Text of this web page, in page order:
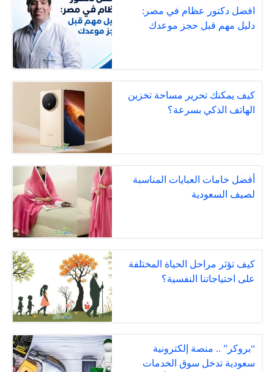
افضل دكتور عظام في مصر:
دليل مهم قبل حجز موعدك
كيف يمكنك تحرير مساحة تخزين
الهاتف الذكي بسرعة؟
أفضل خامات العبايات المناسبة
لصيف السعودية
كيف تؤثر مراحل الحياة المختلفة
على احتياجاتنا النفسية؟
“بروكر” .. منصة إلكترونية
سعودية تدخل سوق الخدمات